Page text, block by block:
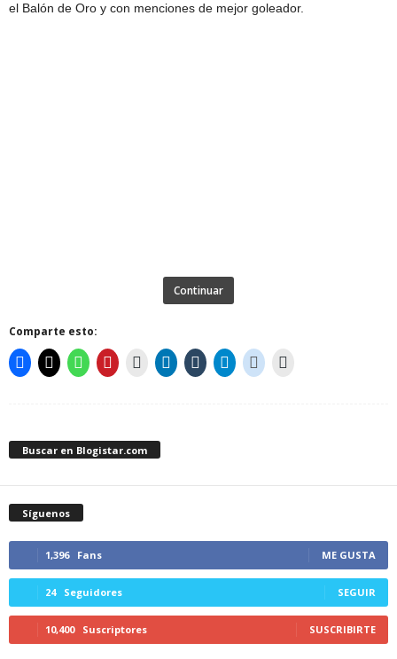
el Balón de Oro y con menciones de mejor goleador.
Continuar
Comparte esto:
Buscar en Blogistar.com
Síguenos
1,396 Fans ME GUSTA
24 Seguidores SEGUIR
10,400 Suscriptores SUSCRIBIRTE